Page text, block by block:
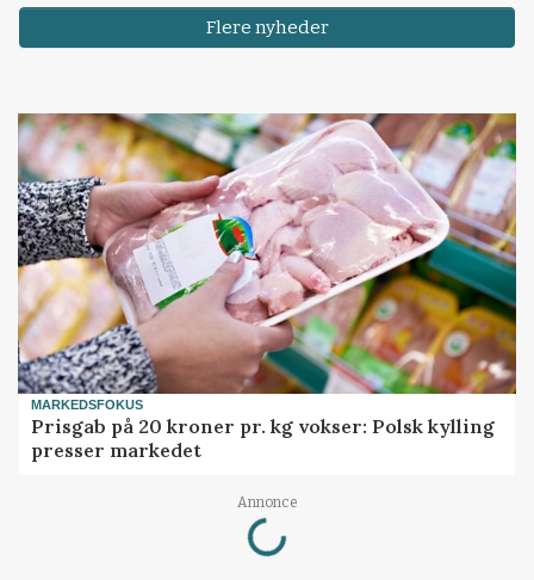
Flere nyheder
MARKEDSFOKUS
Prisgab på 20 kroner pr. kg vokser: Polsk kylling
presser markedet
Annonce
Loading...